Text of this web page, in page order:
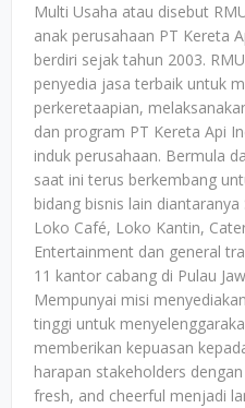
Multi Usaha atau disebut
anak perusahaan PT Kereta
berdiri sejak tahun 2003.
penyedia jasa terbaik untuk
perkeretaapian,
dan program PT Kereta Api
induk perusahaan. Bermula
saat ini terus berkembang
bidang bisnis lain
Loko Café, Loko Kantin,
Entertainment dan general
11 kantor cabang di Pulau
Mempunyai misi
tinggi untuk
memberikan kepuasan
harapan stakeholders
fresh, and cheerful menjadi